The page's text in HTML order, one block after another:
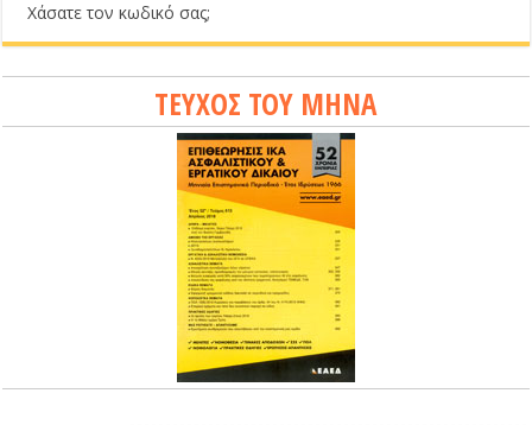
Χάσατε τον κωδικό σας;
ΤΕΥΧΟΣ ΤΟΥ ΜΗΝΑ